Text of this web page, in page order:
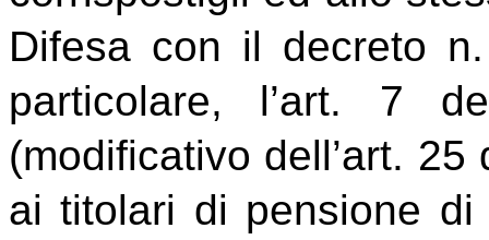
Difesa con il decreto
particolare, l’art. 7
(modificativo dell’art.
ai titolari di pensione